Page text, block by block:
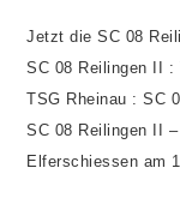
Jetzt die SC 08
SC 08 Reilingen II
TSG Rheinau : SC
SC 08 Reilingen II
Elferschiessen am